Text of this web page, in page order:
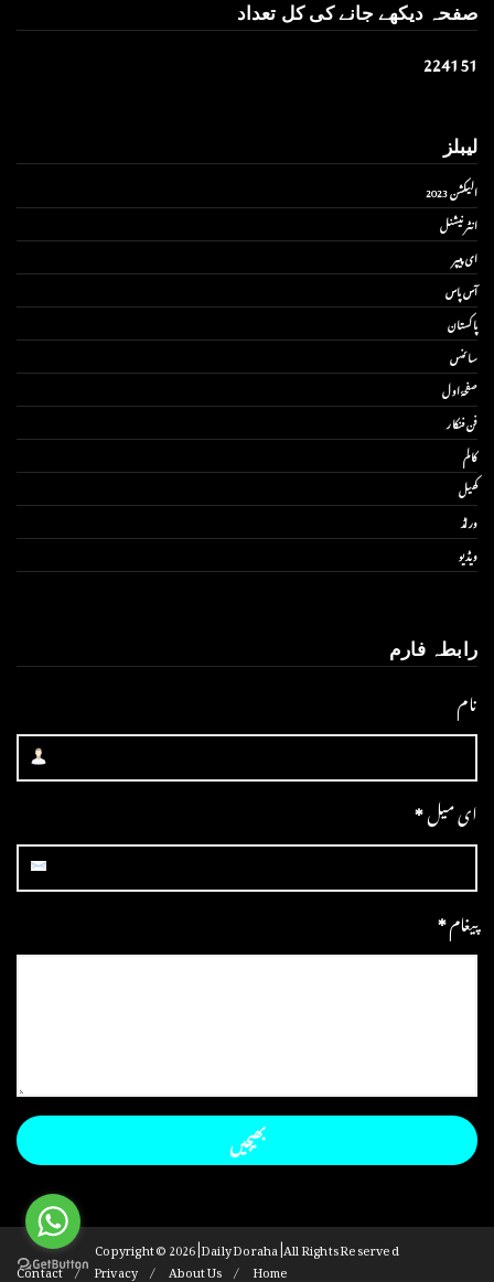
صفحہ دیکھے جانے کی کل تعداد
224151
لیبلز
الیکشن 2023
انٹر نیشنل
ای پیپر
آس پاس
پاکستان
سائنس
صفحۂ اول
فن فنکار
کالم
کھیل
ورلڈ
ویڈیو
رابطہ فارم
نام
ای میل*
پیغام*
Copyright ©2026 | Daily Doraha | All Rights Reserved
Home
About Us
Privacy
Contact